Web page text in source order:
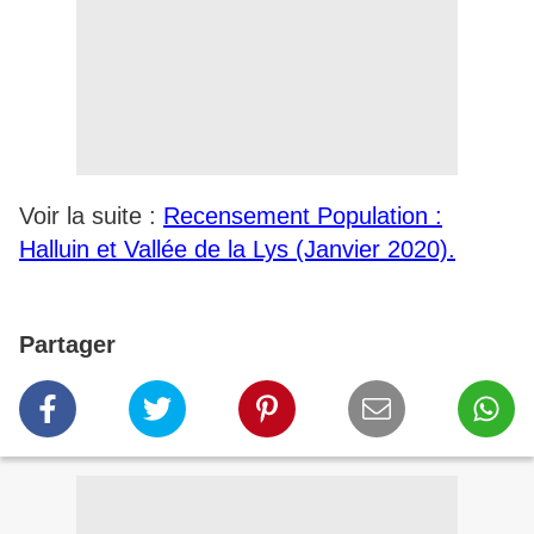
Voir la suite : Recensement Population :
Halluin et Vallée de la Lys (Janvier 2020).
Partager